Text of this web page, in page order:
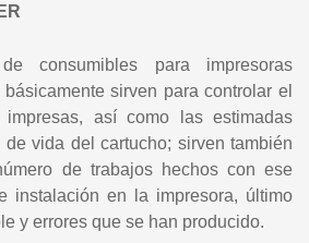
consumibles para impresoras
sirven para controlar el
así como las estimadas
vida del cartucho; sirven también
de trabajos hechos con ese
instalación en la impresora, último
y errores que se han producido.